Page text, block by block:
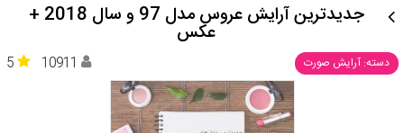
جدیدترین آرایش عروس مدل 97 و سال 2018 +
عکس
دسته: آرایش صورت 5 10911